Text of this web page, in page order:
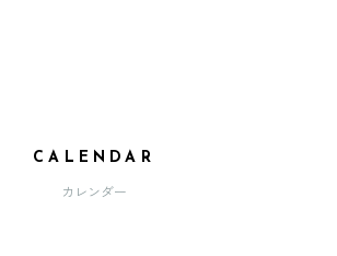
CALENDAR
カレンダー